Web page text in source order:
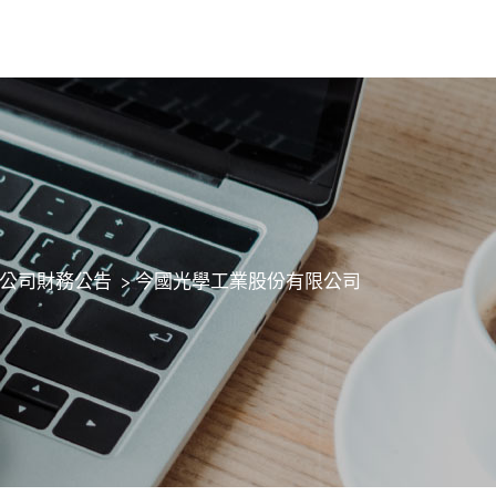
公司財務公告 >今國光學工業股份有限公司